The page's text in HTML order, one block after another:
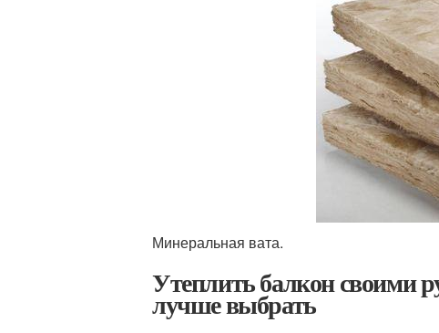
Минеральная вата.
Утеплить балкон своими
лучше выбрать